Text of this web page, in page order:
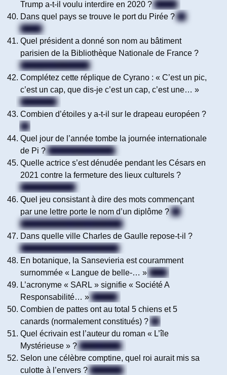
Trump a-t-il voulu interdire en 2020 ? TikTok
Dans quel pays se trouve le port du Pirée ? La
Grèce
Quel président a donné son nom au bâtiment
parisien de la Bibliothèque Nationale de France ?
François Mitterrand
Complétez cette réplique de Cyrano : « C’est un pic,
c’est un cap, que dis-je c’est un cap, c’est une… »
Péninsule
Combien d’étoiles y a-t-il sur le drapeau européen ?
12
Quel jour de l’année tombe la journée internationale
de Pi ? Le 14 mars (14/03)
Quelle actrice s’est dénudée pendant les Césars en
2021 contre la fermeture des lieux culturels ?
Corine Masiero
Quel jeu consistant à dire des mots commençant
par une lettre porte le nom d’un diplôme ? Le
baccalauréat / bac / petit bac
Dans quelle ville Charles de Gaulle repose-t-il ?
Colombey-les-deux-églises
En botanique, la Sansevieria est couramment
surnommée « Langue de belle-… » Mère
L’acronyme « SARL » signifie « Société A
Responsabilité… » Limitée
Combien de pattes ont au total 5 chiens et 5
canards (normalement constitués) ? 30
Quel écrivain est l’auteur du roman « L’île
Mystérieuse » ? Jules Verne
Selon une célèbre comptine, quel roi aurait mis sa
culotte à l’envers ? Dagobert